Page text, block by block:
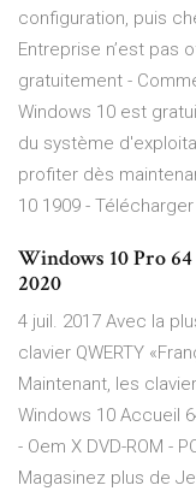
configuration, puis
Entreprise n’est pas
gratuitement -
Windows 10 est
du système
profiter dès
10 1909 -
Windows 10 Pro
2020
4 juil. 2017 Avec la
clavier QWERTY
Maintenant, les
Windows 10 Accueil
- Oem X DVD-ROM -
Magasinez plus de